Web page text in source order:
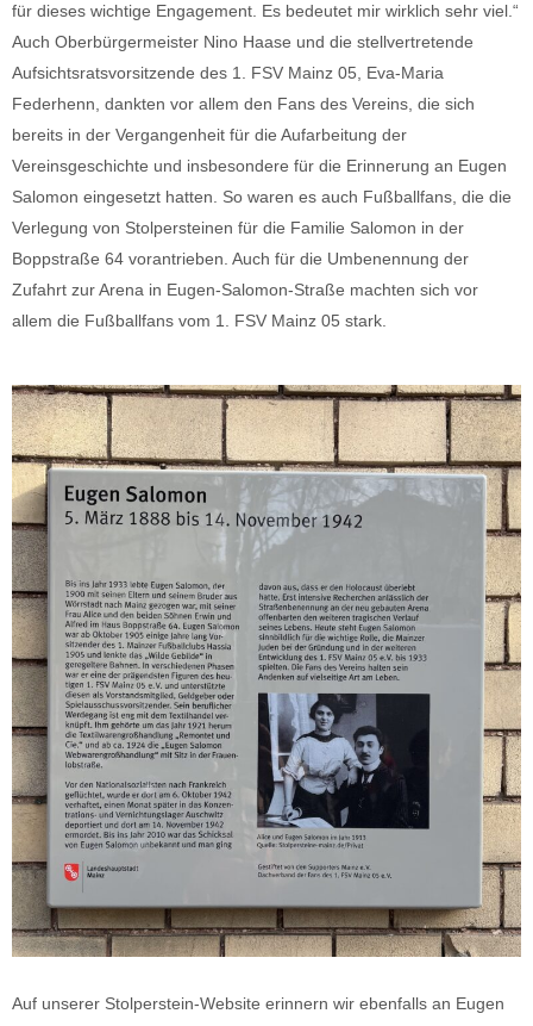
für dieses wichtige Engagement. Es bedeutet mir wirklich sehr viel.“
Auch Oberbürgermeister Nino Haase und die stellvertretende
Aufsichtsratsvorsitzende des 1. FSV Mainz 05, Eva-Maria
Federhenn, dankten vor allem den Fans des Vereins, die sich
bereits in der Vergangenheit für die Aufarbeitung der
Vereinsgeschichte und insbesondere für die Erinnerung an Eugen
Salomon eingesetzt hatten. So waren es auch Fußballfans, die die
Verlegung von Stolpersteinen für die Familie Salomon in der
Boppstraße 64 vorantrieben. Auch für die Umbenennung der
Zufahrt zur Arena in Eugen-Salomon-Straße machten sich vor
allem die Fußballfans vom 1. FSV Mainz 05 stark.
Auf unserer Stolperstein-Website erinnern wir ebenfalls an Eugen